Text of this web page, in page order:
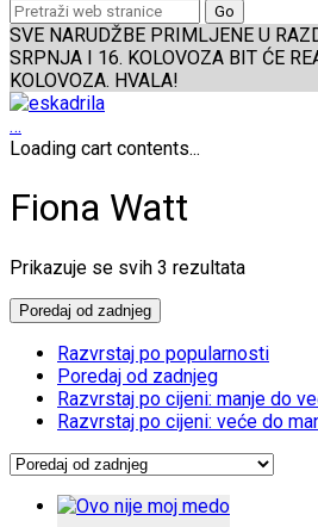
SVE NARUDŽBE PRIMLJENE U
SRPNJA I 16. KOLOVOZA BIT ĆE
KOLOVOZA. HVALA!
…
Loading cart contents...
Fiona Watt
Prikazuje se svih 3 rezultataPoredano
Poredaj od zadnjeg
Razvrstaj po popularnosti
Poredaj od zadnjeg
Razvrstaj po cijeni: manje do
Razvrstaj po cijeni: veće do